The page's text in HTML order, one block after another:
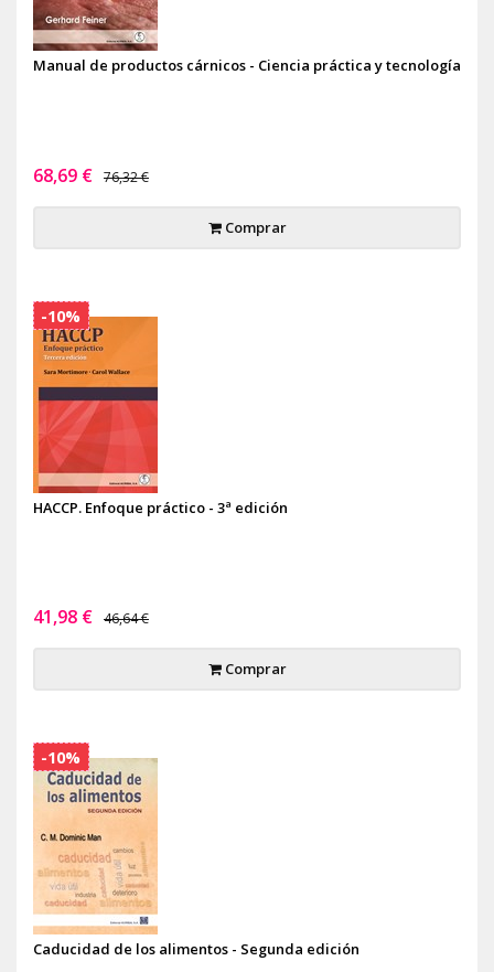
Manual de productos cárnicos - Ciencia práctica y tecnología
68,69 € 76,32 €
Comprar
HACCP. Enfoque práctico - 3ª edición
41,98 € 46,64 €
Comprar
-10%
Caducidad de los alimentos - Segunda edición
-10%